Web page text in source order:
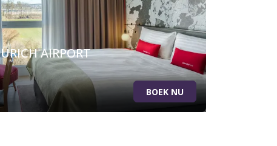
AIRPORT
BOEK NU